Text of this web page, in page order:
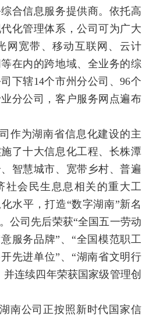
合信息服务提供商。依托高
化管理体系，公司可为广大
网宽带、移动互联网、云计
在内的跨地域、全业务的综
下辖14个市州分公司、96个
分公司，客户服务网点遍布
作为湖南省信息化建设的主
了十大信息化工程、长株潭
智慧城市、宽带乡村、普遍
社会民生息息相关的重大工
水平，打造“数字湖南”新名
公司先后荣获“全国五一劳动
服务品牌”、“全国模范职工
先进单位”、“湖南省文明行
连续四年荣获国家级管理创
南公司正按照新时代国家信